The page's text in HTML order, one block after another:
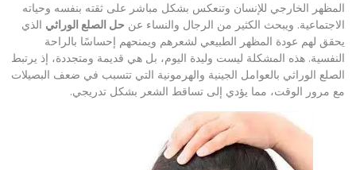
المظهر الخارجي للإنسان وتنعكس بشكل مباشر على ثقته بنفسه وحياته
الاجتماعية. ويبحث الكثير من الرجال والنساء عن حل الصلع الوراثي الذي
يحقق لهم عودة المظهر الطبيعي لشعرهم ويمنحهم إحساسًا بالراحة
النفسية. هذه المشكلة ليست وليدة اليوم، بل هي قديمة ومتجددة، إذ يرتبط
الصلع الوراثي بالعوامل الجينية والهرمونية التي تتسبب في ضعف البصيلات
مع مرور الوقت، مما يؤدي إلى تساقط الشعر بشكل تدريجي.